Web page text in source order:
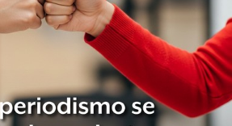
4-1 pero en el partido de vuelta
en 45 minutos, y ganó el
extra.
en el torneo mexicano,
internacionales ha mostrado que
el final.